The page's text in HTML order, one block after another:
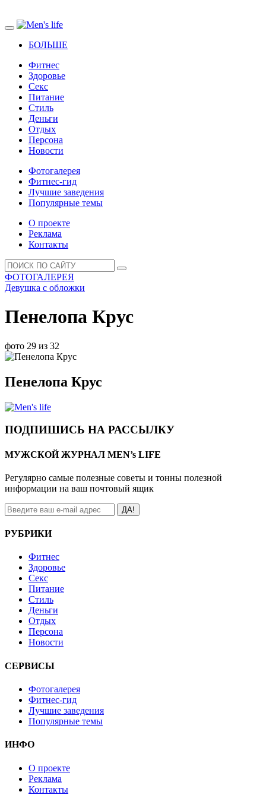
БОЛЬШЕ
Фитнес
Здоровье
Секс
Питание
Стиль
Деньги
Отдых
Персона
Новости
Фотогалерея
Фитнес-гид
Лучшие заведения
Популярные темы
О проекте
Реклама
Контакты
ФОТОГАЛЕРЕЯ
Девушка с обложки
Пенелопа Крус
фото 29 из 32
Пенелопа Крус
ПОДПИШИСЬ НА РАССЫЛКУ
МУЖСКОЙ ЖУРНАЛ MEN’s LIFE
Регулярно самые полезные советы и тонны полезной
информации на ваш почтовый ящик
ДА!
РУБРИКИ
Фитнес
Здоровье
Секс
Питание
Стиль
Деньги
Отдых
Персона
Новости
СЕРВИСЫ
Фотогалерея
Фитнес-гид
Лучшие заведения
Популярные темы
ИНФО
О проекте
Реклама
Контакты